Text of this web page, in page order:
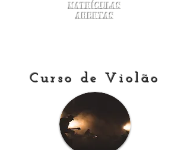
Matrículas
Abertas
Curso de Violão